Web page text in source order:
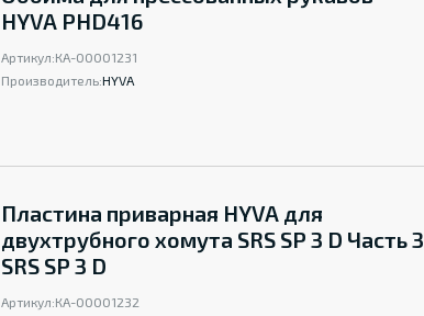
HYVA PHD416
Артикул:КА-00001231
Производитель:HYVA
Пластина приварная HYVA для
двухтрубного хомута SRS SP 3 D Часть 3
SRS SP 3 D
Артикул:КА-00001232